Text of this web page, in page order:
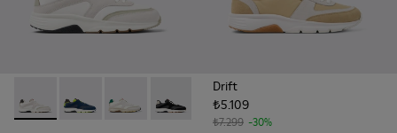
Drift - K100876-017 - Erkek için çok renkli tekstil ve nubuk
Drift - K100876-020 - Gri Deri Spor Ayakkabı (Erkek).
Drift - K100876-015 - Erkekler için çok renkli
Drift - K100876-013 - Erkekler için
Drift - K100876-004 - Çok
Drift
₺5.109
₺7.299 -30%